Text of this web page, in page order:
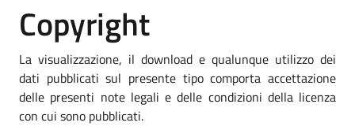
Copyright
La visualizzazione, il download e qualunque utilizzo dei
dati pubblicati sul presente tipo comporta accettazione
delle presenti note legali e delle condizioni della licenza
con cui sono pubblicati.